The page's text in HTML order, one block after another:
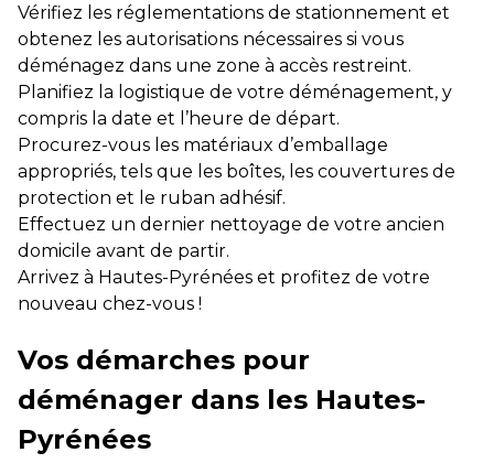
Vérifiez les réglementations de stationnement et
obtenez les autorisations nécessaires si vous
déménagez dans une zone à accès restreint.
Planifiez la logistique de votre déménagement, y
compris la date et l’heure de départ.
Procurez-vous les matériaux d’emballage
appropriés, tels que les boîtes, les couvertures de
protection et le ruban adhésif.
Effectuez un dernier nettoyage de votre ancien
domicile avant de partir.
Arrivez à Hautes-Pyrénées et profitez de votre
nouveau chez-vous !
Vos démarches pour
déménager dans les Hautes-
Pyrénées